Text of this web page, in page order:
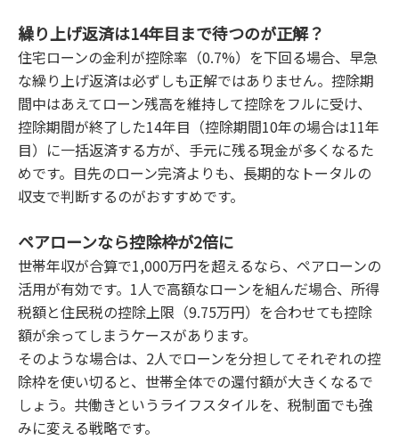
繰り上げ返済は14年目まで待つのが正解？
住宅ローンの金利が控除率（0.7%）を下回る場合、早急
な繰り上げ返済は必ずしも正解ではありません。控除期
間中はあえてローン残高を維持して控除をフルに受け、
控除期間が終了した14年目（控除期間10年の場合は11年
目）に一括返済する方が、手元に残る現金が多くなるた
めです。目先のローン完済よりも、長期的なトータルの
収支で判断するのがおすすめです。
ペアローンなら控除枠が2倍に
世帯年収が合算で1,000万円を超えるなら、ペアローンの
活用が有効です。1人で高額なローンを組んだ場合、所得
税額と住民税の控除上限（9.75万円）を合わせても控除
額が余ってしまうケースがあります。
そのような場合は、2人でローンを分担してそれぞれの控
除枠を使い切ると、世帯全体での還付額が大きくなるで
しょう。共働きというライフスタイルを、税制面でも強
みに変える戦略です。